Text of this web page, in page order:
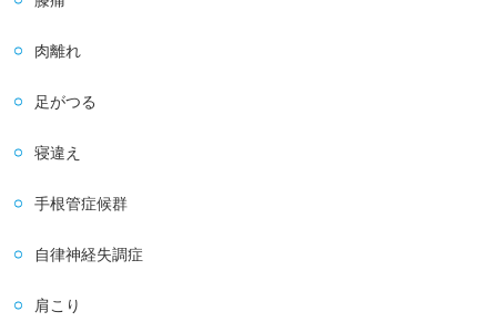
肉離れ
足がつる
寝違え
手根管症候群
自律神経失調症
肩こり